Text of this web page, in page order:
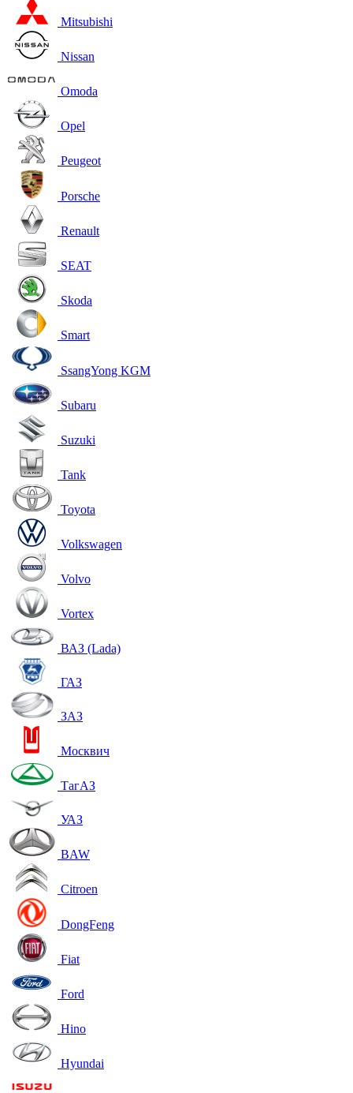
Mitsubishi
Nissan
Omoda
Opel
Peugeot
Porsche
Renault
SEAT
Skoda
Smart
SsangYong KGM
Subaru
Suzuki
Tank
Toyota
Volkswagen
Volvo
Vortex
ВАЗ (Lada)
ГАЗ
ЗАЗ
Москвич
ТагАЗ
УАЗ
BAW
Citroen
DongFeng
Fiat
Ford
Hino
Hyundai